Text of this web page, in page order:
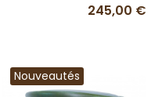
245,00 €
Nouveautés